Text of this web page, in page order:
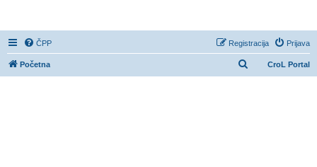
ČPP Prijava
Registracija
CroL Portal
Početna